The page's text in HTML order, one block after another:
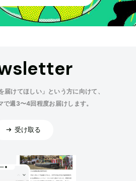
届けてほしい」という方に向けて、
で週3〜4回程度お届けします。
受け取る